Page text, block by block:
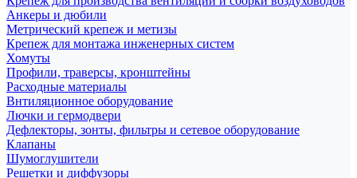
Анкеры и дюбили
Метрический крепеж и метизы
Крепеж для монтажа инженерных систем
Хомуты
Профили, траверсы, кронштейны
Расходные материалы
Внтиляционное оборудование
Лючки и гермодвери
Дефлекторы, зонты, фильтры и сетевое оборудование
Клапаны
Шумоглушители
Решетки и диффузоры